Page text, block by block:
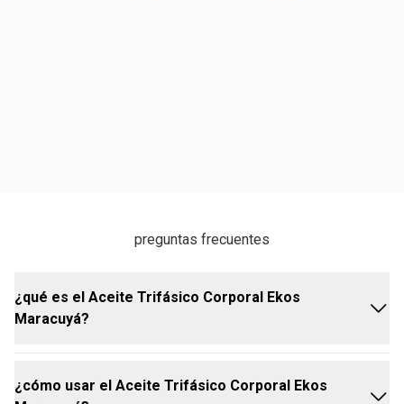
preguntas frecuentes
¿qué es el Aceite Trifásico Corporal Ekos
Maracuyá?
el Aceite Trifásico Corporal Ekos Maracuyá es una
¿cómo usar el Aceite Trifásico Corporal Ekos